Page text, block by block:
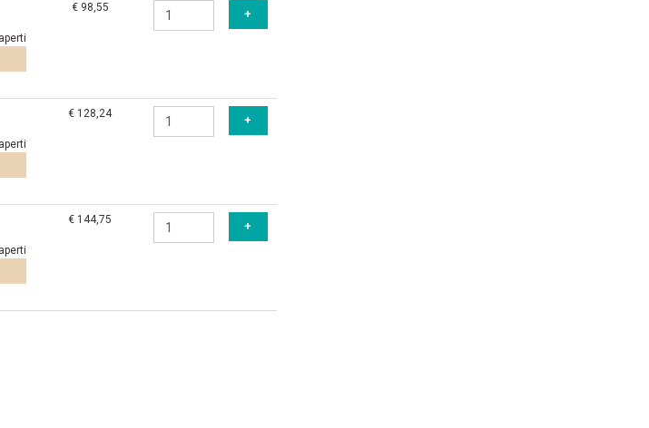
€ 98,55
€ 128,24
€ 144,75